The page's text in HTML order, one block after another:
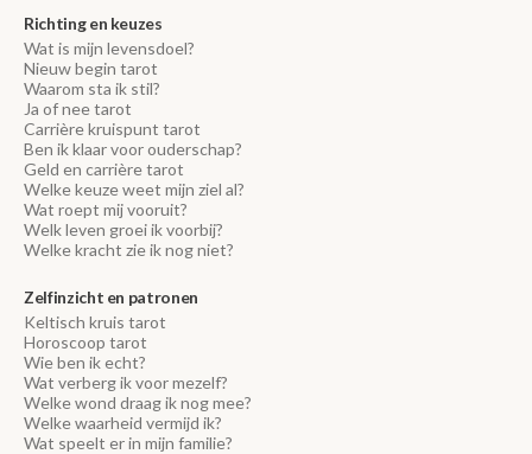
Richting en keuzes
Wat is mijn levensdoel?
Nieuw begin tarot
Waarom sta ik stil?
Ja of nee tarot
Carrière kruispunt tarot
Ben ik klaar voor ouderschap?
Geld en carrière tarot
Welke keuze weet mijn ziel al?
Wat roept mij vooruit?
Welk leven groei ik voorbij?
Welke kracht zie ik nog niet?
Zelfinzicht en patronen
Keltisch kruis tarot
Horoscoop tarot
Wie ben ik echt?
Wat verberg ik voor mezelf?
Welke wond draag ik nog mee?
Welke waarheid vermijd ik?
Wat speelt er in mijn familie?